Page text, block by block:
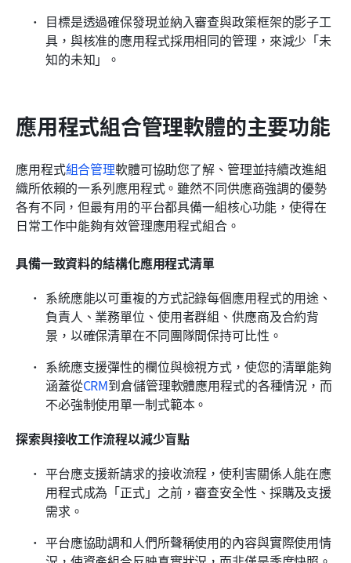
目標是透過確保發現並納入審查與政策框架的影子工
具，與核准的應用程式採用相同的管理，來減少「未
知的未知」。
應用程式組合管理軟體的主要功能
應用程式組合管理軟體可協助您了解、管理並持續改進組
織所依賴的一系列應用程式。雖然不同供應商強調的優勢
各有不同，但最有用的平台都具備一組核心功能，使得在
日常工作中能夠有效管理應用程式組合。
具備一致資料的結構化應用程式清單
系統應能以可重複的方式記錄每個應用程式的用途、
負責人、業務單位、使用者群組、供應商及合約背
景，以確保清單在不同團隊間保持可比性。
系統應支援彈性的欄位與檢視方式，使您的清單能夠
涵蓋從CRM到倉儲管理軟體應用程式的各種情況，而
不必強制使用單一制式範本。
探索與接收工作流程以減少盲點
平台應支援新請求的接收流程，使利害關係人能在應
用程式成為「正式」之前，審查安全性、採購及支援
需求。
平台應協助調和人們所聲稱使用的內容與實際使用情